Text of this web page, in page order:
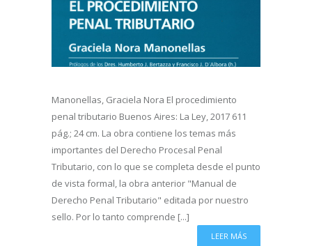
Manonellas, Graciela Nora El procedimiento
penal tributario Buenos Aires: La Ley, 2017 611
pág.; 24 cm. La obra contiene los temas más
importantes del Derecho Procesal Penal
Tributario, con lo que se completa desde el punto
de vista formal, la obra anterior "Manual de
Derecho Penal Tributario" editada por nuestro
sello. Por lo tanto comprende [...]
LEER MÁS